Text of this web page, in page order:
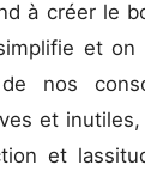
à créer le
et on
nos
et
et